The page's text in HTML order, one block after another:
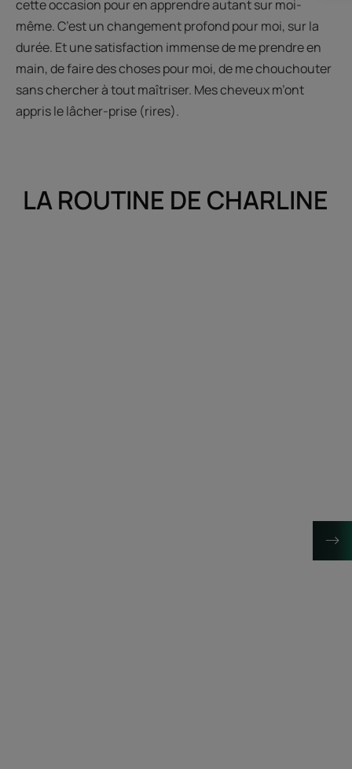
cette occasion pour en apprendre autant sur moi-
même. C’est un changement profond pour moi, sur la
durée. Et une satisfaction immense de me prendre en
main, de faire des choses pour moi, de me chouchouter
sans chercher à tout maîtriser. Mes cheveux m’ont
appris le lâcher-prise (rires).
LA ROUTINE DE CHARLINE